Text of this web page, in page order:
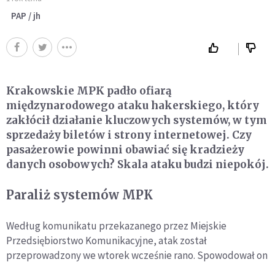
PAP / jh
Krakowskie MPK padło ofiarą
międzynarodowego ataku hakerskiego, który
zakłócił działanie kluczowych systemów, w tym
sprzedaży biletów i strony internetowej. Czy
pasażerowie powinni obawiać się kradzieży
danych osobowych? Skala ataku budzi niepokój.
Paraliż systemów MPK
Według komunikatu przekazanego przez Miejskie
Przedsiębiorstwo Komunikacyjne, atak został
przeprowadzony we wtorek wcześnie rano. Spowodował on